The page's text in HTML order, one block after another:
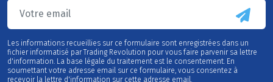
Les informations recueillies sur ce formulaire sont enregistrées dans un
fichier informatisé par Trading Revolution pour vous faire parvenir sa lettre
d'information. La base légale du traitement est le consentement. En
soumettant votre adresse email sur ce formulaire, vous consentez à
recevoir la lettre d'information sur cette adresse email.